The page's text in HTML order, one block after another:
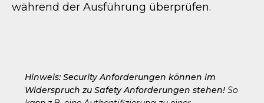
während der Ausführung überprüfen.
Hinweis: Security Anforderungen können im
Widerspruch zu Safety Anforderungen stehen! So